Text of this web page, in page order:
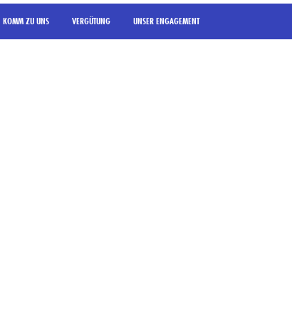
KOMM ZU UNS VERGÜTUNG UNSER ENGAGEMENT